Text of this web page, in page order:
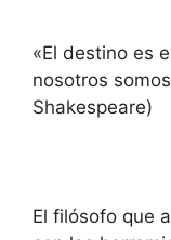
«El destino es
nosotros
Shakespeare)
El filósofo que